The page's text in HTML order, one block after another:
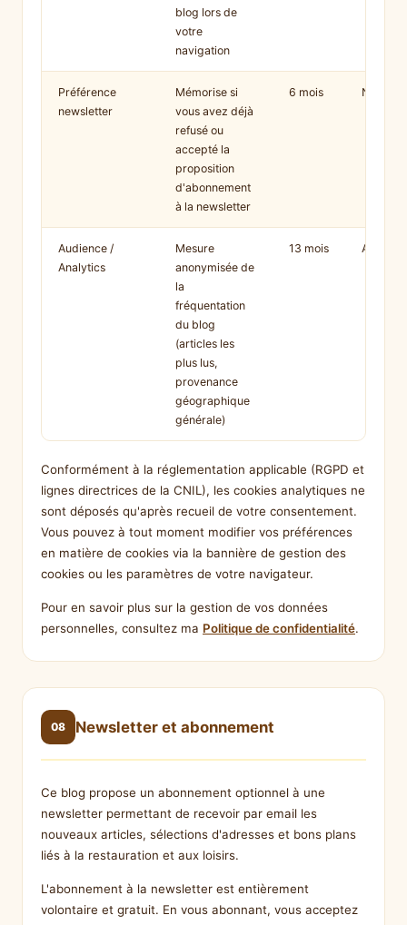
blog lors de
votre
navigation
Préférence
newsletter
Mémorise si
vous avez déjà
refusé ou
accepté la
proposition
d'abonnement
à la newsletter
6 mois
Audience /
Analytics
Mesure
anonymisée de
la
fréquentation
du blog
(articles les
plus lus,
provenance
géographique
générale)
13 mois
Conformément à la réglementation applicable (RGPD et
lignes directrices de la CNIL), les cookies analytiques ne
sont déposés qu'après recueil de votre consentement.
Vous pouvez à tout moment modifier vos préférences
en matière de cookies via la bannière de gestion des
cookies ou les paramètres de votre navigateur.
Pour en savoir plus sur la gestion de vos données
personnelles, consultez ma Politique de confidentialité.
08 Newsletter et abonnement
Ce blog propose un abonnement optionnel à une
newsletter permettant de recevoir par email les
nouveaux articles, sélections d'adresses et bons plans
liés à la restauration et aux loisirs.
L'abonnement à la newsletter est entièrement
volontaire et gratuit. En vous abonnant, vous acceptez